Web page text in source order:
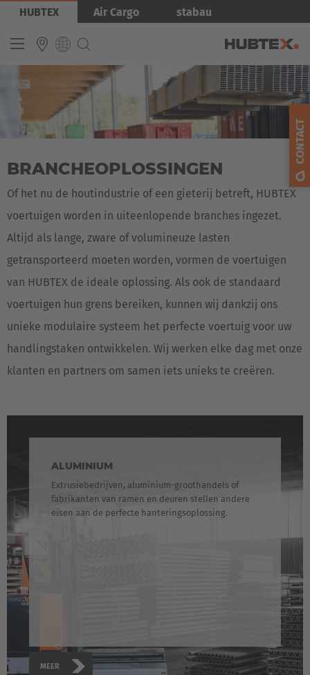
Overslaan
naar
inhoud
gaan
HUBTEX Air Cargo stabau
INTERNATIONAL
English
Español
Français
Afbeelding
BRANCHEOPLOSSINGEN
Of het nu de houtindustrie of een gieterij betreft, HUBTEX
voertuigen worden in uiteenlopende branches ingezet.
Altijd als lange, zware of volumineuze lasten
getransporteerd moeten worden, vormen de voertuigen
van HUBTEX de ideale oplossing. Als ook de standaard
voertuigen hun grens bereiken, kunnen wij dankzij ons
unieke modulaire systeem het perfecte voertuig voor uw
handlingstaken ontwikkelen. Wij werken elke dag met onze
klanten en partners om samen iets unieks te creëren.
ALUMINIUM
Extrusiebedrijven, aluminium-groothandels of
fabrikanten van ramen en deuren stellen andere
eisen aan de perfecte hanteringsoplossing.
MEER
CONTACT